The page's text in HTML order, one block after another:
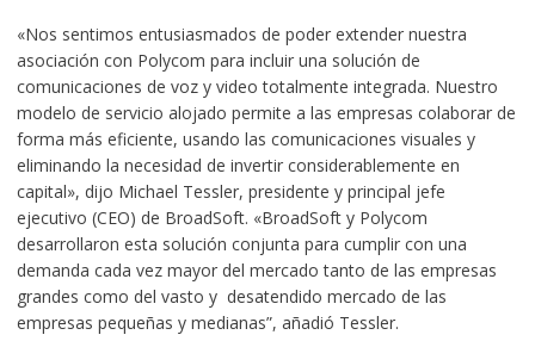
«Nos sentimos entusiasmados de poder extender nuestra
asociación con Polycom para incluir una solución de
comunicaciones de voz y video totalmente integrada. Nuestro
modelo de servicio alojado permite a las empresas colaborar de
forma más eficiente, usando las comunicaciones visuales y
eliminando la necesidad de invertir considerablemente en
capital», dijo Michael Tessler, presidente y principal jefe
ejecutivo (CEO) de BroadSoft. «BroadSoft y Polycom
desarrollaron esta solución conjunta para cumplir con una
demanda cada vez mayor del mercado tanto de las empresas
grandes como del vasto y desatendido mercado de las
empresas pequeñas y medianas”, añadió Tessler.